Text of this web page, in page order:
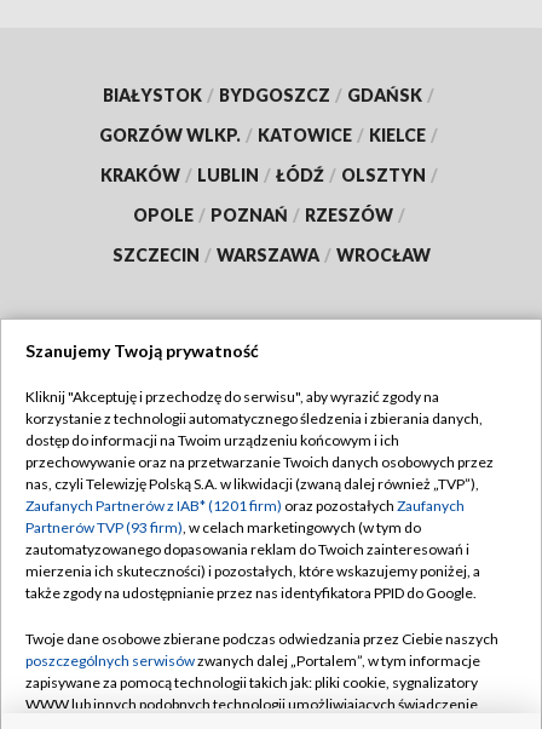
BIAŁYSTOK / BYDGOSZCZ / GDAŃSK /
GORZÓW WLKP. / KATOWICE / KIELCE /
KRAKÓW / LUBLIN / ŁÓDŹ / OLSZTYN /
OPOLE / POZNAŃ / RZESZÓW /
SZCZECIN / WARSZAWA / WROCŁAW
TVP
Abonament TVP
Emisja w TVP
Centrum informacji TVP
Naziemna Telewizja Cyfrowa
Rada Programowa
System NOS
Regulamin TVP
Polityka prywatności
Moje zgody
Pomoc
Kontakt
Szanujemy Twoją prywatność
Kliknij "Akceptuję i przechodzę do serwisu", aby wyrazić zgody na
korzystanie z technologii automatycznego śledzenia i zbierania danych,
dostęp do informacji na Twoim urządzeniu końcowym i ich
przechowywanie oraz na przetwarzanie Twoich danych osobowych przez
nas, czyli Telewizję Polską S.A. w likwidacji (zwaną dalej również „TVP”),
Zaufanych Partnerów z IAB* (1201 firm) oraz pozostałych Zaufanych
Partnerów TVP (93 firm), w celach marketingowych (w tym do
zautomatyzowanego dopasowania reklam do Twoich zainteresowań i
mierzenia ich skuteczności) i pozostałych, które wskazujemy poniżej, a
także zgody na udostępnianie przez nas identyfikatora PPID do Google.
Twoje dane osobowe zbierane podczas odwiedzania przez Ciebie naszych
poszczególnych serwisówzwanych dalej „Portalem”, w tym informacje
zapisywane za pomocą technologii takich jak: pliki cookie, sygnalizatory
WWW lub innych podobnych technologii umożliwiających świadczenie